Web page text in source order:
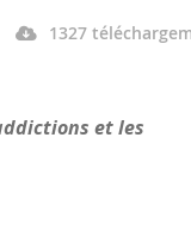
1327
et les